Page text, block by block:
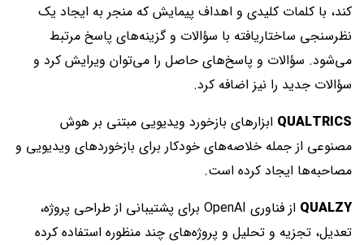
کند، با کلمات کلیدی و اهداف پیمایش که منجر به ایجاد یک
نظرسنجی ساختاریافته با سؤالات و گزینه‌های پاسخ مرتبط
می‌شود. سؤالات و پاسخ‌های حاصل را می‌توان ویرایش کرد و
سؤالات جدید را نیز اضافه کرد.
QUALTRICS ابزارهای بازخورد ویدیویی مبتنی بر هوش
مصنوعی از جمله خلاصه‌های خودکار برای بازخوردهای ویدیویی و
مصاحبه‌ها ایجاد کرده است.
QUALZY
از فناوری OpenAI برای پشتیبانی از طراحی پروژه،
تعدیل، تجزیه و تحلیل و پروژه‌های چند منظوره استفاده کرده